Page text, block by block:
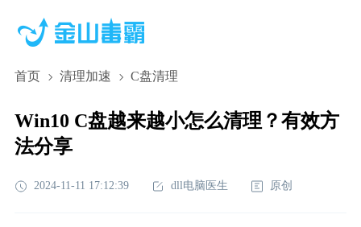
首页 清理加速 C盘清理
Win10 C盘越来越小怎么清理？有效方
法分享
2024-11-11 17:12:39 dll电脑医生 原创